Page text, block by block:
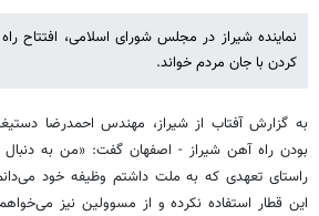
نماینده شیراز در مجلس شورای اسلامی، افتتاح
کردن با جان مردم خواند.
به گزارش آفتاب از شیراز، مهندس احمدرضا
بودن راه آهن شیراز - اصفهان گفت: «من به
راستای تعهدی که به ملت داشتم وظیفه خود
این قطار استفاده نکرده و از مسوولین نیز